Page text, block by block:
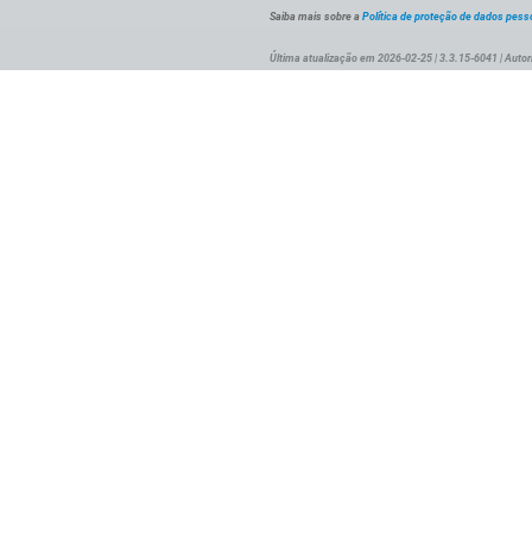
Saiba mais sobre a Política de proteção de dados
Última atualização em 2026-02-25 | 3.3.15-6041 |